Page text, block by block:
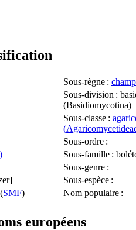
Sous-règne :
Sous-division :
(Basidiomycotina)
Sous-classe :
(
Sous-ordre :
) Sous-famille :
Sous-genre :
Sous-espèce :
SMF) Nom populaire :
européens